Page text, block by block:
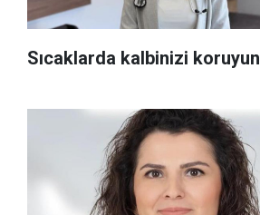
Sıcaklarda kalbinizi koruyun